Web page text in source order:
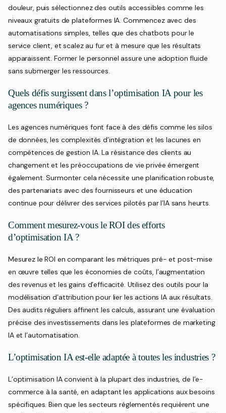
douleur, puis sélectionnez des outils accessibles comme les
niveaux gratuits de plateformes IA. Commencez avec des
automatisations simples, telles que des chatbots pour le
service client, et scalez au fur et à mesure que les résultats
apparaissent. Former le personnel assure une adoption fluide
sans submerger les ressources.
Quels défis surgissent dans l’optimisation IA pour les
agences numériques ?
Les agences numériques font face à des défis comme les silos
de données, les complexités d’intégration et les lacunes en
compétences de gestion IA. La résistance des clients au
changement et les préoccupations de vie privée émergent
également. Surmonter cela nécessite une planification robuste,
des partenariats avec des fournisseurs et une éducation
continue pour délivrer des services pilotés par l’IA sans heurts.
Comment mesurez-vous le ROI des efforts
d’optimisation IA ?
Mesurez le ROI en comparant les métriques pré- et post-mise
en œuvre telles que les économies de coûts, l’augmentation
des revenus et les gains d’efficacité. Utilisez des outils pour la
modélisation d’attribution pour lier les actions IA aux résultats.
Des audits réguliers affinent les calculs, assurant une évaluation
précise des investissements dans les plateformes de marketing
IA et l’automatisation.
L’optimisation IA est-elle adaptée à toutes les industries ?
L’optimisation IA convient à la plupart des industries, de l’e-
commerce à la santé, en adaptant les applications aux besoins
spécifiques. Bien que les secteurs réglementés requièrent une